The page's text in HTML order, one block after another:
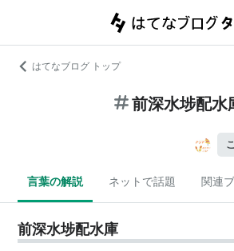
はてなブログ トップ
前深水埗配水
言葉の解説 ネットで話題 関連
前深水埗配水庫